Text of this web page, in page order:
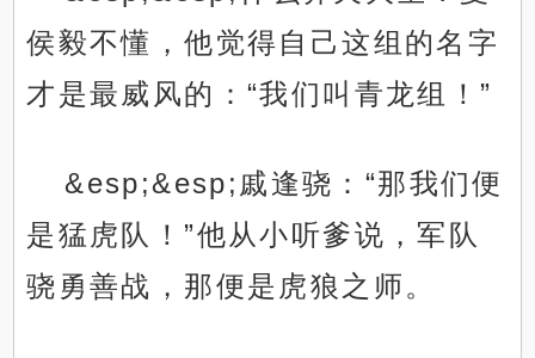
侯毅不懂，他觉得自己这组的名字
才是最威风的：“我们叫青龙组！”
&esp;&esp;戚逢骁：“那我们便
是猛虎队！”他从小听爹说，军队
骁勇善战，那便是虎狼之师。